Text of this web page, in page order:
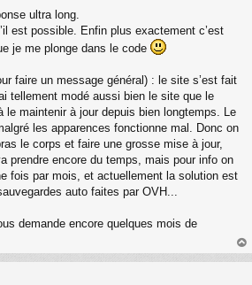
ultra long.
est possible. Enfin plus exactement c’est
je me plonge dans le code
faire un message général) : le site s’est fait
tellement modé aussi bien le site que le
le maintenir à jour depuis bien longtemps. Le
les apparences fonctionne mal. Donc on
le corps et faire une grosse mise à jour,
prendre encore du temps, mais pour info on
fois par mois, et actuellement la solution est
auto faites par OVH...
demande encore quelques mois de
au